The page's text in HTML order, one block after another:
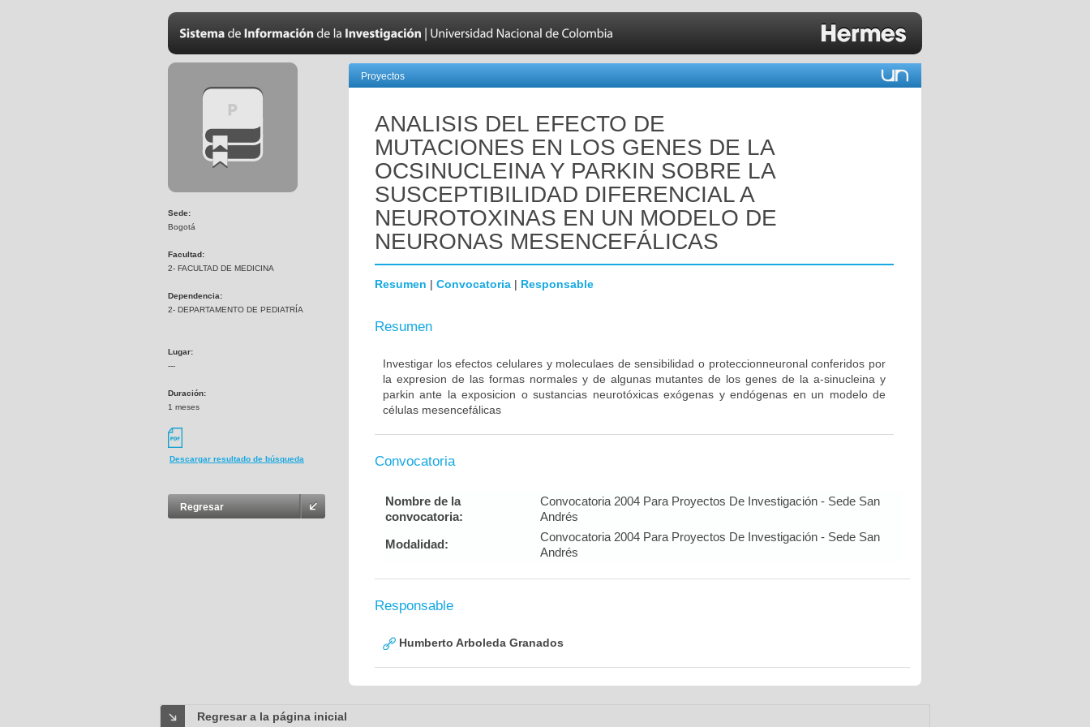
Sede:
Bogotá
Facultad:
2- FACULTAD DE MEDICINA
Dependencia:
2- DEPARTAMENTO DE PEDIATRÍA
Lugar:
---
Duración:
1 meses
Descargar resultado de búsqueda
Regresar
Proyectos
ANALISIS DEL EFECTO DE
MUTACIONES EN LOS GENES DE LA
OCSINUCLEINA Y PARKIN SOBRE LA
SUSCEPTIBILIDAD DIFERENCIAL A
NEUROTOXINAS EN UN MODELO DE
NEURONAS MESENCEFÁLICAS
Resumen | Convocatoria | Responsable
Resumen
Investigar los efectos celulares y moleculaes de sensibilidad o proteccionneuronal conferidos por
la expresion de las formas normales y de algunas mutantes de los genes de la a-sinucleina y
parkin ante la exposicion o sustancias neurotóxicas exógenas y endógenas en un modelo de
células mesencefálicas
Convocatoria
Nombre de la
convocatoria:
Convocatoria 2004 Para Proyectos De Investigación - Sede San
Andrés
Modalidad:
Convocatoria 2004 Para Proyectos De Investigación - Sede San
Andrés
Responsable
Humberto Arboleda Granados
Regresar a la página inicial